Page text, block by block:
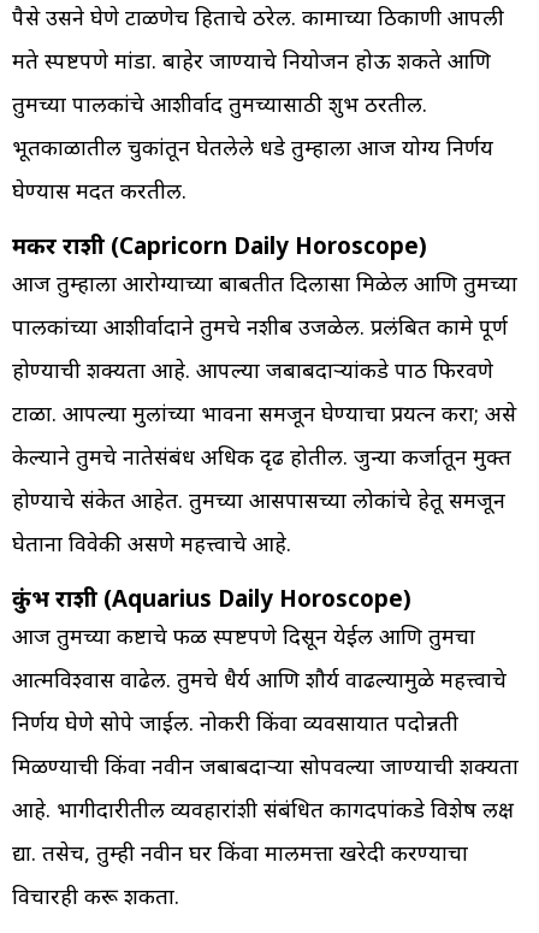
पैसे उसने घेणे टाळणेच हिताचे ठरेल. कामाच्या ठिकाणी आपली
मते स्पष्टपणे मांडा. बाहेर जाण्याचे नियोजन होऊ शकते आणि
तुमच्या पालकांचे आशीर्वाद तुमच्यासाठी शुभ ठरतील.
भूतकाळातील चुकांतून घेतलेले धडे तुम्हाला आज योग्य निर्णय
घेण्यास मदत करतील.
मकर राशी (Capricorn Daily Horoscope)
आज तुम्हाला आरोग्याच्या बाबतीत दिलासा मिळेल आणि तुमच्या
पालकांच्या आशीर्वादाने तुमचे नशीब उजळेल. प्रलंबित कामे पूर्ण
होण्याची शक्यता आहे. आपल्या जबाबदाऱ्यांकडे पाठ फिरवणे
टाळा. आपल्या मुलांच्या भावना समजून घेण्याचा प्रयत्न करा; असे
केल्याने तुमचे नातेसंबंध अधिक दृढ होतील. जुन्या कर्जातून मुक्त
होण्याचे संकेत आहेत. तुमच्या आसपासच्या लोकांचे हेतू समजून
घेताना विवेकी असणे महत्त्वाचे आहे.
कुंभ राशी (Aquarius Daily Horoscope)
आज तुमच्या कष्टाचे फळ स्पष्टपणे दिसून येईल आणि तुमचा
आत्मविश्वास वाढेल. तुमचे धैर्य आणि शौर्य वाढल्यामुळे महत्त्वाचे
निर्णय घेणे सोपे जाईल. नोकरी किंवा व्यवसायात पदोन्नती
मिळण्याची किंवा नवीन जबाबदाऱ्या सोपवल्या जाण्याची शक्यता
आहे. भागीदारीतील व्यवहारांशी संबंधित कागदपत्रांकडे विशेष लक्ष
द्या. तसेच, तुम्ही नवीन घर किंवा मालमत्ता खरेदी करण्याचा
विचारही करू शकता.